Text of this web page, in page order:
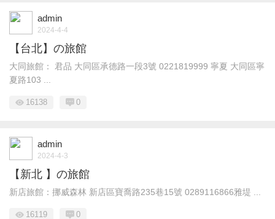
admin
2024-4-4
【台北】の旅館
大同旅館： 君品 大同區承德路一段3號 0221819999 寧夏 大同區寧
夏路103 ...
16138 0
admin
2024-4-3
【新北 】の旅館
新店旅館：挪威森林 新店區寶喬路235巷15號 0289116866雅堤 ...
16119 0